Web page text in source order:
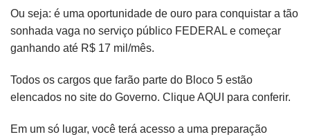
Ou seja: é uma oportunidade de ouro para conquistar a tão
sonhada vaga no serviço público FEDERAL e começar
ganhando até R$ 17 mil/mês.
Todos os cargos que farão parte do Bloco 5 estão
elencados no site do Governo. Clique AQUI para conferir.
Em um só lugar, você terá acesso a uma preparação